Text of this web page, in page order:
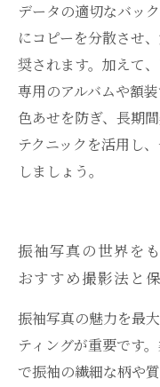
データの適切なバッ
にコピーを分散させ
奨されます。加えて
専用のアルバムや額
色あせを防ぎ、長期
テクニックを活用し
しましょう。
振袖写真の世界を
おすすめ撮影法と
振袖写真の魅力を最
ティングが重要です
で振袖の繊細な柄や